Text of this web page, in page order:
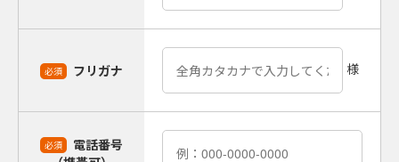
必須 フリガナ 様
必須
電話番号